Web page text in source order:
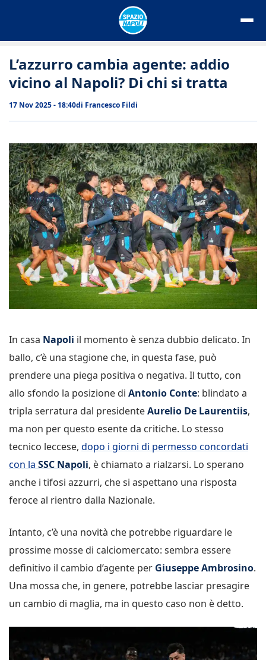
L’azzurro cambia agente: addio
vicino al Napoli? Di chi si tratta
17 Nov 2025 - 18:40di Francesco Fildi
In casa Napoli il momento è senza dubbio delicato. In
ballo, c’è una stagione che, in questa fase, può
prendere una piega positiva o negativa. Il tutto, con
allo sfondo la posizione di Antonio Conte: blindato a
tripla serratura dal presidenteAurelio De Laurentiis,
ma non per questo esente da critiche. Lo stesso
tecnico leccese, dopo i giorni di permesso concordati
con la SSC Napoli, è chiamato a rialzarsi. Lo sperano
anche i tifosi azzurri, che si aspettano una risposta
feroce al rientro dalla Nazionale.
Intanto, c’è una novità che potrebbe riguardare le
prossime mosse di calciomercato: sembra essere
definitivo il cambio d’agente per Giuseppe Ambrosino.
Una mossa che, in genere, potrebbe lasciar presagire
un cambio di maglia, ma in questo caso non è detto.